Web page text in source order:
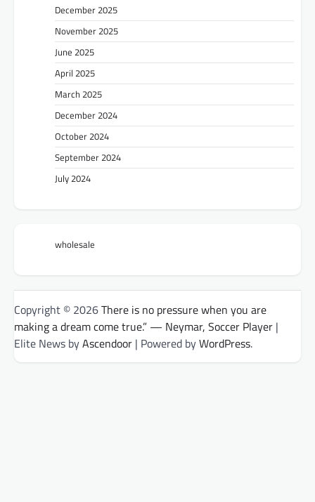
December 2025
November 2025
June 2025
April 2025
March 2025
December 2024
October 2024
September 2024
July 2024
wholesale
Copyright © 2026There is no pressure when you are
making a dream come true.” — Neymar, Soccer Player |
Elite News byAscendoor | Powered byWordPress.